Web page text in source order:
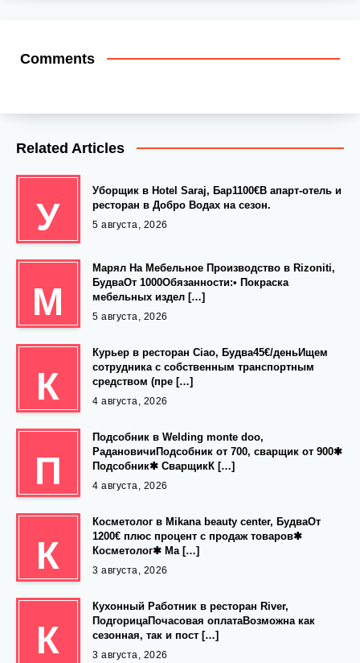
Comments
Related Articles
У
Уборщик в Hotel Saraj, Бар1100€В апарт-отель и
ресторан в Добро Водах на сезон.
5 августа, 2026
М
Марял На Мебельное Производство в Rizoniti,
БудваОт 1000Обязанности:• Покраска
мебельных издел […]
5 августа, 2026
К
Курьер в ресторан Ciao, Будва45€/деньИщем
сотрудника с собственным транспортным
средством (пре […]
4 августа, 2026
П
Подсобник в Welding monte doo,
РадановичиПодсобник от 700, сварщик от 900✱
Подсобник✱ СварщикК […]
4 августа, 2026
К
Косметолог в Mikana beauty center, БудваОт
1200€ плюс процент с продаж товаров✱
Косметолог✱ Ма […]
3 августа, 2026
К
Кухонный Работник в ресторан River,
ПодгорицаПочасовая оплатаВозможна как
сезонная, так и пост […]
3 августа, 2026